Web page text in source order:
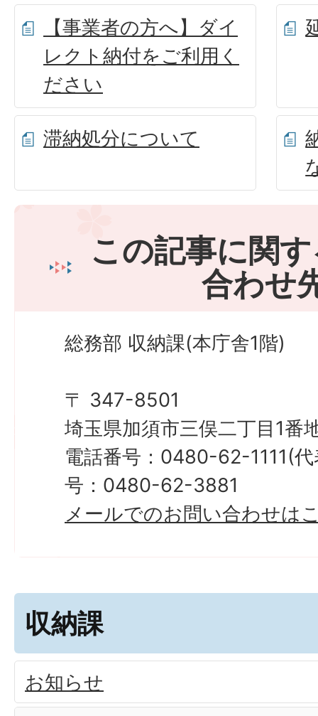
【事業者の方へ】ダイ
レクト納付をご利用く
ださい
滞納処分について
この記事に関
合わせ
総務部 収納課(本庁舎1階)
〒 347-8501
埼玉県加須市三俣二丁目1番
電話番号：0480-62-1111(
号：0480-62-3881
メールでのお問い合わせは
収納課
お知らせ